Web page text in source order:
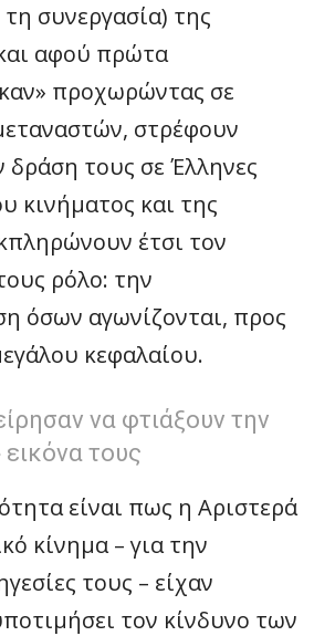
συνεργασία) της
αφού πρώτα
προχωρώντας σε
στρέφουν
δράση τους σε Έλληνες
κινήματος και της
έτσι τον
ρόλο: την
όσων αγωνίζονται, προς
κεφαλαίου.
να φτιάξουν την
εικόνα τους
είναι πως η Αριστερά
κίνημα – για την
τους – είχαν
τον κίνδυνο των